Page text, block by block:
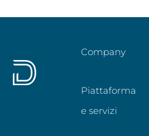
Company
Piattaforma
e servizi